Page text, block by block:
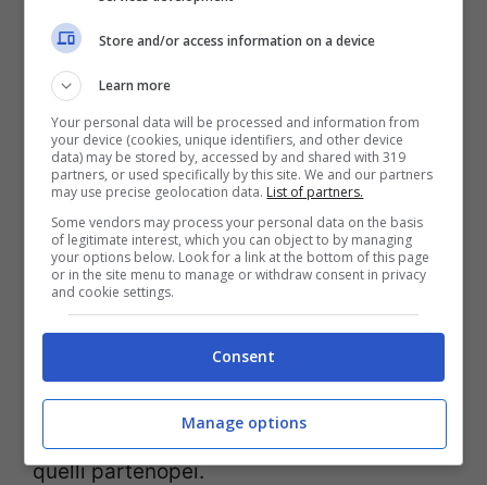
Alessandro Caravita non è nuovo alle forze
dell’ordine, come d’altronde il padre. Già
l’anno scorso finì nell’inchiesta nell’ambito
delleindaginiin seguito alla morte di
Daniele Belardinelli, ultrà del Varese; era il
26 dicembre 2018, serata di Inter-Napoli,
quella dell’agguato degli ultras nerazzurri a
quelli partenopei.
Store and/or access information on a device
Learn more
Your personal data will be processed and information from
your device (cookies, unique identifiers, and other device
data) may be stored by, accessed by and shared with 319
partners, or used specifically by this site. We and our partners
may use precise geolocation data. List of partners.
Some vendors may process your personal data on the basis
of legitimate interest, which you can object to by managing
your options below. Look for a link at the bottom of this page
or in the site menu to manage or withdraw consent in privacy
and cookie settings.
Consent
Manage options